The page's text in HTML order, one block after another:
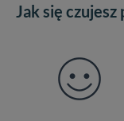
Jak się